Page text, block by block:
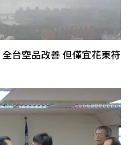
台空品改善 但僅宜花東符